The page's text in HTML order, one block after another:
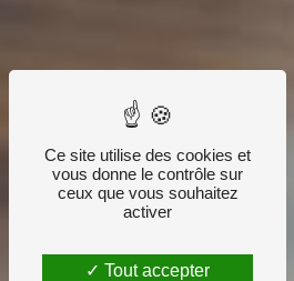
Ce site utilise des cookies et
vous donne le contrôle sur
ceux que vous souhaitez
activer
Tout accepter